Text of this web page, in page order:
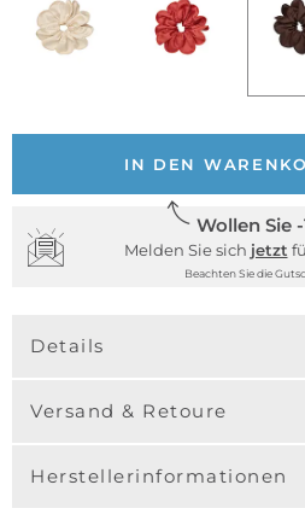
IN DEN
Wollen Sie
Melden Sie sich jetzt
Beachten Sie die
Details
Versand & Retoure
Herstellerinformationen